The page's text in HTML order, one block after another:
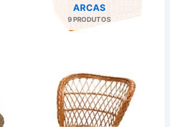
ARCAS
9 PRODUTOS